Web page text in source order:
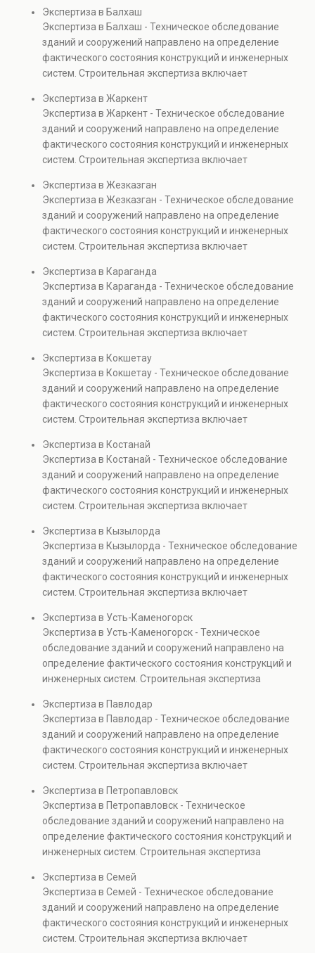
элементов и оценку эксплуатационной безопасности.
Услуга востребована при покупке недвижимости,
капитальном ремонте и реконструкции объектов, а
также при судебных разбирательствах и технических
проверках.
Экспертиза в Балхаш
Экспертиза в Балхаш - Техническое обследование
зданий и сооружений направлено на определение
фактического состояния конструкций и инженерных
систем. Строительная экспертиза включает
элементов и оценку эксплуатационной безопасности.
Услуга востребована при покупке недвижимости,
капитальном ремонте и реконструкции объектов, а
также при судебных разбирательствах и технических
проверках.
Экспертиза в Жаркент
Экспертиза в Жаркент - Техническое обследование
зданий и сооружений направлено на определение
фактического состояния конструкций и инженерных
систем. Строительная экспертиза включает
элементов и оценку эксплуатационной безопасности.
Услуга востребована при покупке недвижимости,
капитальном ремонте и реконструкции объектов, а
также при судебных разбирательствах и технических
проверках.
Экспертиза в Жезказган
Экспертиза в Жезказган - Техническое обследование
зданий и сооружений направлено на определение
фактического состояния конструкций и инженерных
систем. Строительная экспертиза включает
элементов и оценку эксплуатационной безопасности.
Услуга востребована при покупке недвижимости,
капитальном ремонте и реконструкции объектов, а
также при судебных разбирательствах и технических
проверках.
Экспертиза в Караганда
Экспертиза в Караганда - Техническое обследование
зданий и сооружений направлено на определение
фактического состояния конструкций и инженерных
систем. Строительная экспертиза включает
элементов и оценку эксплуатационной безопасности.
Услуга востребована при покупке недвижимости,
капитальном ремонте и реконструкции объектов, а
также при судебных разбирательствах и технических
проверках.
Экспертиза в Кокшетау
Экспертиза в Кокшетау - Техническое обследование
зданий и сооружений направлено на определение
фактического состояния конструкций и инженерных
систем. Строительная экспертиза включает
элементов и оценку эксплуатационной безопасности.
Услуга востребована при покупке недвижимости,
капитальном ремонте и реконструкции объектов, а
также при судебных разбирательствах и технических
проверках.
Экспертиза в Костанай
Экспертиза в Костанай - Техническое обследование
зданий и сооружений направлено на определение
фактического состояния конструкций и инженерных
систем. Строительная экспертиза включает
элементов и оценку эксплуатационной безопасности.
Услуга востребована при покупке недвижимости,
капитальном ремонте и реконструкции объектов, а
также при судебных разбирательствах и технических
проверках.
Экспертиза в Кызылорда
Экспертиза в Кызылорда - Техническое обследование
зданий и сооружений направлено на определение
фактического состояния конструкций и инженерных
систем. Строительная экспертиза включает
элементов и оценку эксплуатационной безопасности.
Услуга востребована при покупке недвижимости,
капитальном ремонте и реконструкции объектов, а
также при судебных разбирательствах и технических
проверках.
Экспертиза в Усть-Каменогорск
Экспертиза в Усть-Каменогорск - Техническое
обследование зданий и сооружений направлено на
определение фактического состояния конструкций и
инженерных систем. Строительная экспертиза
прочности элементов и оценку эксплуатационной
безопасности. Услуга востребована при покупке
недвижимости, капитальном ремонте и реконструкции
объектов, а также при судебных разбирательствах и
технических проверках.
Экспертиза в Павлодар
Экспертиза в Павлодар - Техническое обследование
зданий и сооружений направлено на определение
фактического состояния конструкций и инженерных
систем. Строительная экспертиза включает
элементов и оценку эксплуатационной безопасности.
Услуга востребована при покупке недвижимости,
капитальном ремонте и реконструкции объектов, а
также при судебных разбирательствах и технических
проверках.
Экспертиза в Петропавловск
Экспертиза в Петропавловск - Техническое
обследование зданий и сооружений направлено на
определение фактического состояния конструкций и
инженерных систем. Строительная экспертиза
прочности элементов и оценку эксплуатационной
безопасности. Услуга востребована при покупке
недвижимости, капитальном ремонте и реконструкции
объектов, а также при судебных разбирательствах и
технических проверках.
Экспертиза в Семей
Экспертиза в Семей - Техническое обследование
зданий и сооружений направлено на определение
фактического состояния конструкций и инженерных
систем. Строительная экспертиза включает